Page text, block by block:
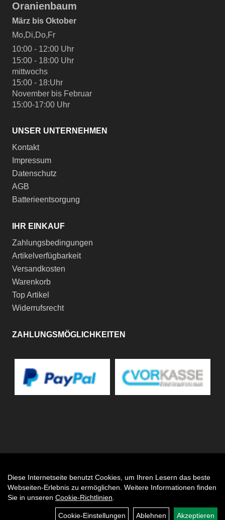
Oranienbaum
März bis Oktober
Mo,Di,Do,Fr
10:00 - 12:00 Uhr
15:00 - 18:00 Uhr
mittwochs
15:00 - 18:Uhr
November bis Februar
15:00-17:00 Uhr
UNSER UNTERNEHMEN
Kontakt
Impressum
Datenschutz
AGB
Batterieentsorgung
IHR EINKAUF
Zahlungsbedingungen
Artikelverfügbarkeit
Versandkosten
Warenkorb
Top Artikel
Widerrufsrecht
ZAHLUNGSMÖGLICHKEITEN
Diese Internetseite benutzt Cookies, um Ihren Lesern das beste
Webseiten-Erlebnis zu ermöglichen. Weitere Informationen finden
Sie in unseren Cookie-Richtlinien
Cookie-Einstellungen Ablehnen Akzeptieren
Auftrag widerrufen